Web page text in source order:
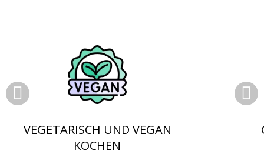
VEGETARISCH UND VEGAN
KOCHEN